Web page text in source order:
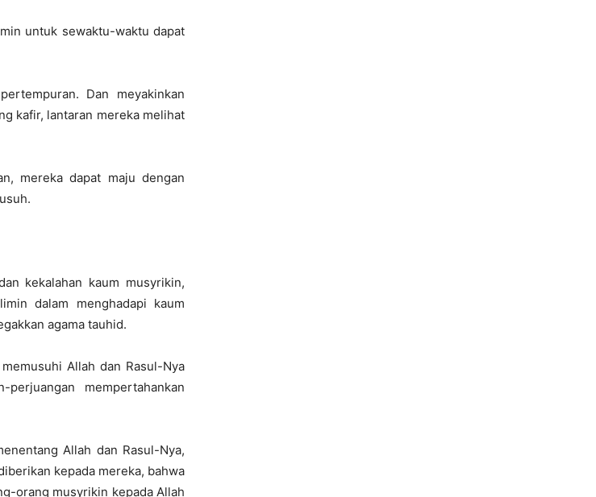
untuk sewaktu-waktu dapat
Dan meyakinkan
kafir, lantaran mereka melihat
mereka dapat maju dengan
kekalahan kaum musyrikin,
dalam menghadapi kaum
agama tauhid.
Allah dan Rasul-Nya
mempertahankan
Allah dan Rasul-Nya,
kepada mereka, bahwa
orang musyrikin kepada Allah